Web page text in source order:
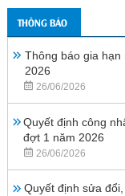
THÔNG BÁO
Thông báo gia hạn
2026
26/06/2026
Quyết định công
đợt 1 năm 2026
26/06/2026
Quyết định sửa